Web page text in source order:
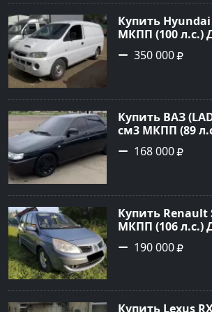
Авторынок23
Купить
МКПП (100 л.с.)
турбонаддув в
цвет белый
Авторынок23
350 000
Купить ВАЗ
см3 МКПП (89
инжектор в
Черный Седан
Авторынок23
168 000
Купить Renault
МКПП (106 л.с.)
Белореченск:
Универсал 2007
190 000
Купить Lexus